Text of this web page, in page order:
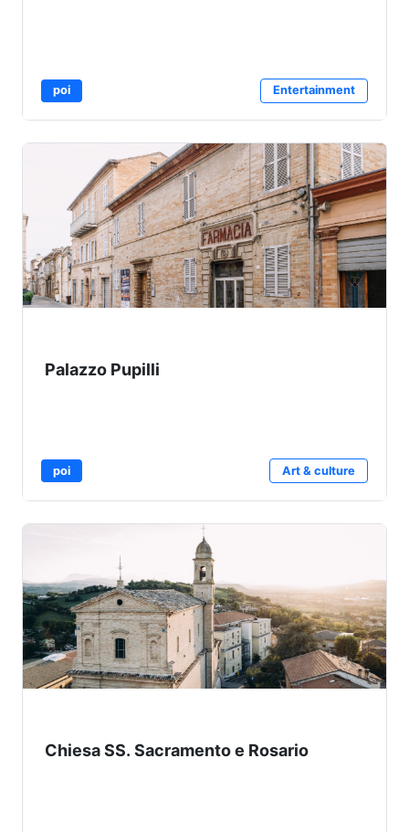
poi Entertainment
Palazzo Pupilli
poi Art & culture
Chiesa SS. Sacramento e Rosario